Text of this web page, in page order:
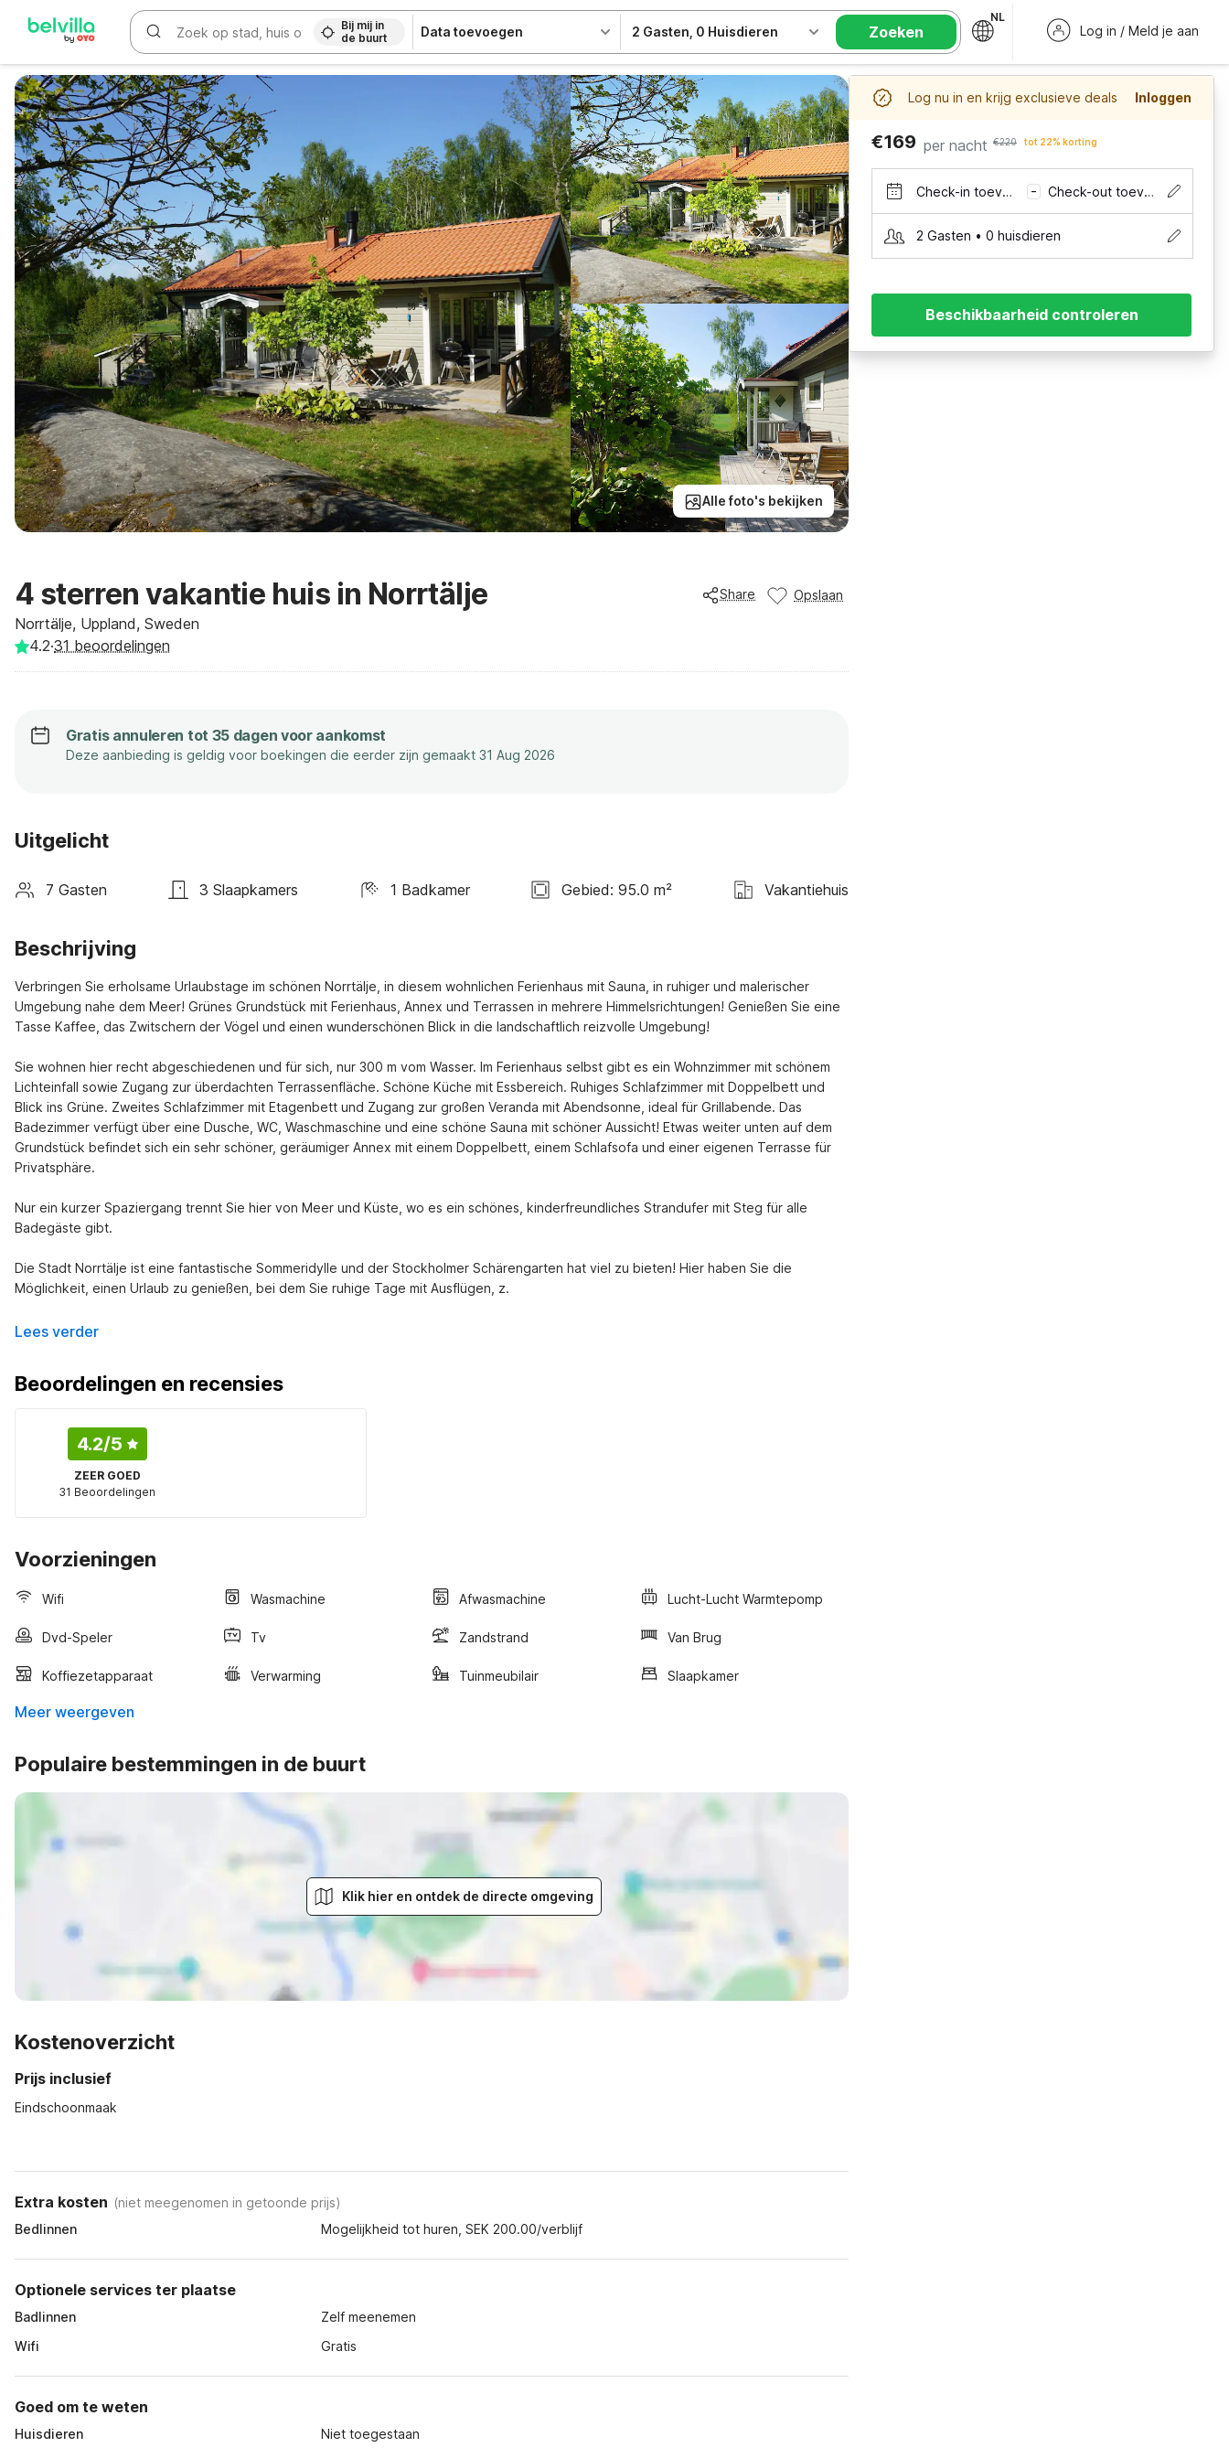
WIZARD MEMBER
Bij mij in
de buurt
Data toevoegen 2 Gasten 0 Huisdieren Zoeken
NL
Log in / Meld je aan
Alle foto's bekijken
4 sterren vakantie huis in Norrtälje
Norrtälje, Uppland, Sweden
Share Opslaan
4.2·31 beoordelingen
Gratis annuleren tot 35 dagen voor aankomst
Deze aanbieding is geldig voor boekingen die eerder zijn gemaakt 31 Aug 2026
Uitgelicht
7 Gasten 3 Slaapkamers 1 Badkamer Gebied: 95.0 m² Vakantiehuis
Beschrijving
Verbringen Sie erholsame Urlaubstage im schönen Norrtälje, in diesem wohnlichen Ferienhaus mit Sauna, in ruhiger und malerischer
Umgebung nahe dem Meer! Grünes Grundstück mit Ferienhaus, Annex und Terrassen in mehrere Himmelsrichtungen! Genießen Sie eine
Tasse Kaffee, das Zwitschern der Vögel und einen wunderschönen Blick in die landschaftlich reizvolle Umgebung!
Sie wohnen hier recht abgeschiedenen und für sich, nur 300 m vom Wasser. Im Ferienhaus selbst gibt es ein Wohnzimmer mit schönem
Lichteinfall sowie Zugang zur überdachten Terrassenfläche. Schöne Küche mit Essbereich. Ruhiges Schlafzimmer mit Doppelbett und
Blick ins Grüne. Zweites Schlafzimmer mit Etagenbett und Zugang zur großen Veranda mit Abendsonne, ideal für Grillabende. Das
Badezimmer verfügt über eine Dusche, WC, Waschmaschine und eine schöne Sauna mit schöner Aussicht! Etwas weiter unten auf dem
Grundstück befindet sich ein sehr schöner, geräumiger Annex mit einem Doppelbett, einem Schlafsofa und einer eigenen Terrasse für
Privatsphäre.
Nur ein kurzer Spaziergang trennt Sie hier von Meer und Küste, wo es ein schönes, kinderfreundliches Strandufer mit Steg für alle
Badegäste gibt.
Die Stadt Norrtälje ist eine fantastische Sommeridylle und der Stockholmer Schärengarten hat viel zu bieten! Hier haben Sie die
Möglichkeit, einen Urlaub zu genießen, bei dem Sie ruhige Tage mit Ausflügen, z.
Lees verder
Beoordelingen en recensies
4.2/5
ZEER GOED
31 Beoordelingen
Voorzieningen
Wifi Wasmachine Afwasmachine Lucht-Lucht Warmtepomp
Dvd-Speler Tv Zandstrand Van Brug
Koffiezetapparaat Verwarming Tuinmeubilair Slaapkamer
Meer weergeven
Populaire bestemmingen in de buurt
Klik hier en ontdek de directe omgeving
Kostenoverzicht
Prijs inclusief
Eindschoonmaak
Extra kosten (niet meegenomen in getoonde prijs)
Bedlinnen
Mogelijkheid tot huren, SEK 200.00/verblijf
Optionele services ter plaatse
Badlinnen
Zelf meenemen
Wifi
Gratis
Goed om te weten
Huisdieren Niet toegestaan
Log nu in en krijg exclusieve deals Inloggen
€169 per nacht €220 tot 22% korting
Check-in toevoegen – Check-out toevoegen
2 Gasten • 0 huisdieren
Beschikbaarheid controleren